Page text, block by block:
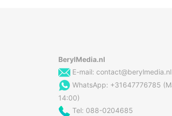
BerylMedia.nl
E-mail: contact@berylmedia.nl
WhatsApp: +31647776785
14:00)
Tel: 088-0204685